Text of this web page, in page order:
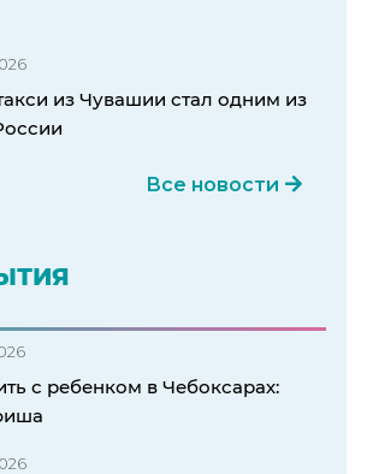
из Чувашии стал одним из
Все новости
с ребенком в Чебоксарах: